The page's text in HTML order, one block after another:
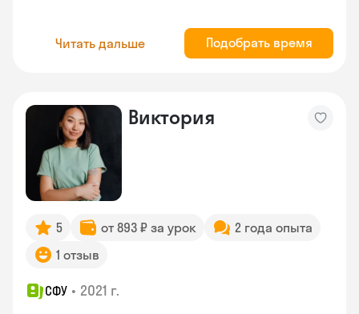
Читать дальше Подобрать время
Виктория
5 от 893 ₽ за урок
2 года опыта
1 отзыв
СФУ • 2021 г.